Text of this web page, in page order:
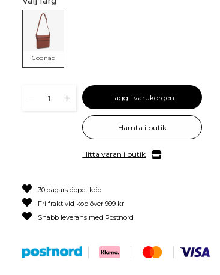
Cognac
1 Lägg i varukorgen
Hämta i butik
Hitta varan i butik
30 dagars öppet köp
Fri frakt vid köp över 999 kr
Snabb leverans med Postnord